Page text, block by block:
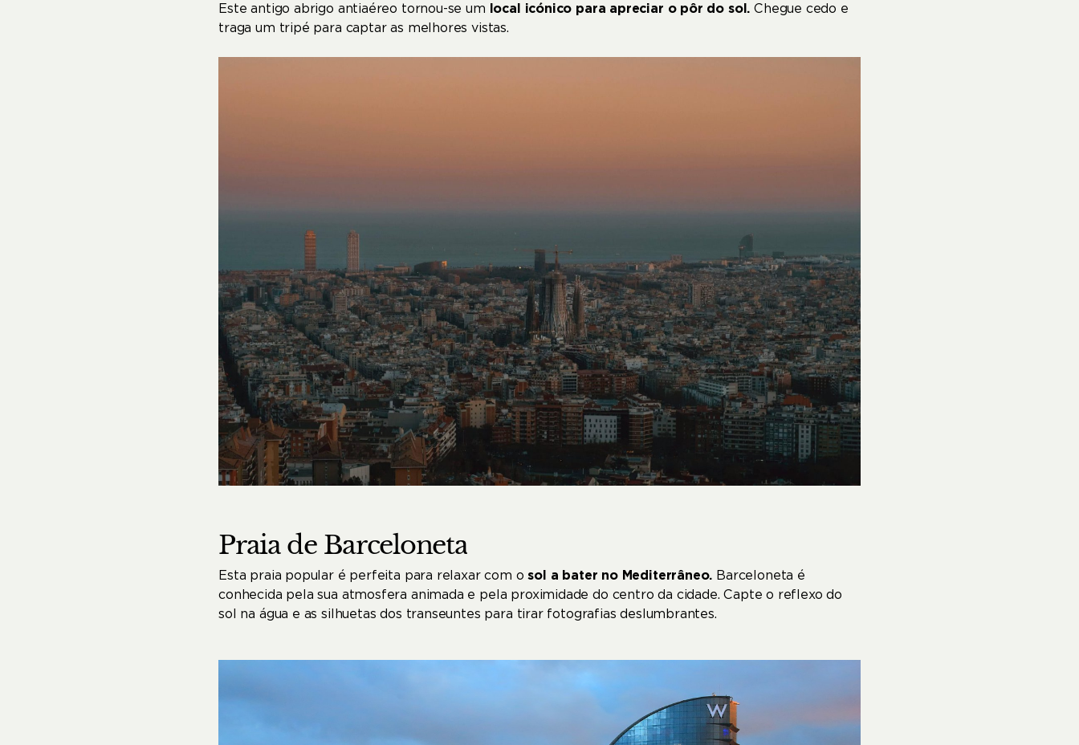
Este antigo abrigo antiaéreo tornou-se um local icónico para apreciar o pôr do sol. Chegue cedo e
traga um tripé para captar as melhores vistas.
Praia de Barceloneta
Esta praia popular é perfeita para relaxar com osol a bater no Mediterrâneo. Barceloneta é
conhecida pela sua atmosfera animada e pela proximidade do centro da cidade. Capte o reflexo do
sol na água e as silhuetas dos transeuntes para tirar fotografias deslumbrantes.